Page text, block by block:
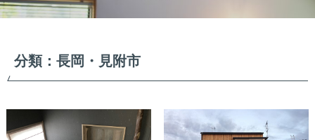
分類：長岡・見附市